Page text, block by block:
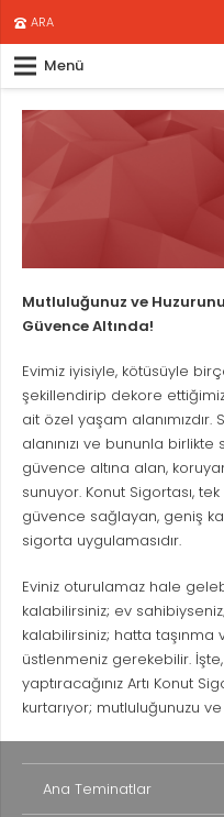
ARA
Menü
Mutluluğunuz ve
Güvence Altında!
Evimiz iyisiyle, kötüsüyle
şekillendirip dekore
ait özel yaşam
alanınızı ve bununla
güvence altına alan,
sunuyor. Konut Sigortası,
güvence sağlayan, geniş
sigorta uygulamasıdır.
Eviniz oturulamaz hale
kalabilirsiniz; ev
kalabilirsiniz; hatta
üstlenmeniz gerekebilir.
yaptıracağınız Artı Konut
kurtarıyor; mutluluğunuzu
Ana Teminatlar